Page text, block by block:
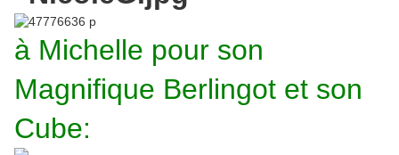
à Michelle pour son
Magnifique Berlingot et son
Cube: